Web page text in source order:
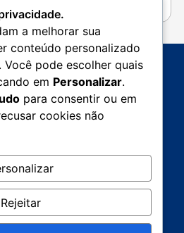
park-
a melhorar sua
conteúdo personalizado
pode escolher quais
em Personalizar.
para consentir ou em
cookies não
Rejeitar